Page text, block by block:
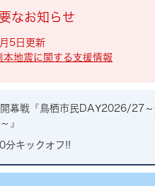
なお知らせ
5日更新
本地震に関する支援情報
幕戦『鳥栖市民DAY2026/27～
』
分キックオフ!!